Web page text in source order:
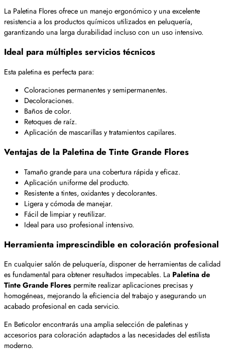
La Paletina Flores ofrece un manejo ergonómico y una excelente
resistencia a los productos químicos utilizados en peluquería,
garantizando una larga durabilidad incluso con un uso intensivo.
Ideal para múltiples servicios técnicos
Esta paletina es perfecta para:
Coloraciones permanentes y semipermanentes.
Decoloraciones.
Baños de color.
Retoques de raíz.
Aplicación de mascarillas y tratamientos capilares.
Ventajas de la Paletina de Tinte Grande Flores
Tamaño grande para una cobertura rápida y eficaz.
Aplicación uniforme del producto.
Resistente a tintes, oxidantes y decolorantes.
Ligera y cómoda de manejar.
Fácil de limpiar y reutilizar.
Ideal para uso profesional intensivo.
Herramienta imprescindible en coloración profesional
En cualquier salón de peluquería, disponer de herramientas de calidad
es fundamental para obtener resultados impecables. La Paletina de
Tinte Grande Flores permite realizar aplicaciones precisas y
homogéneas, mejorando la eficiencia del trabajo y asegurando un
acabado profesional en cada servicio.
En Beticolor encontrarás una amplia selección de paletinas y
accesorios para coloración adaptados a las necesidades del estilista
moderno.